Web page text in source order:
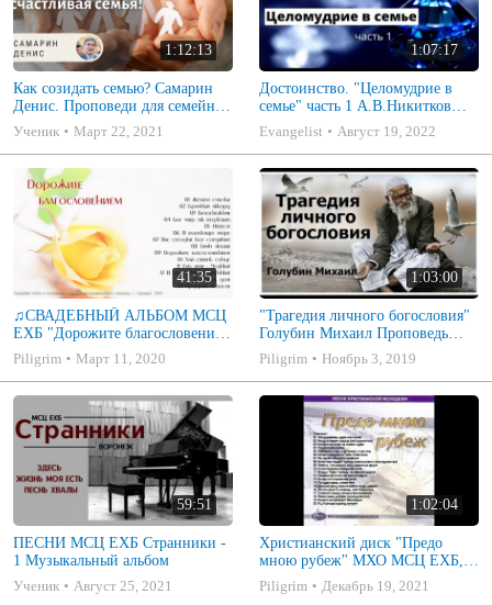
1:12:13
Как созидать семью? Самарин
Денис. Проповеди для семейных
МСЦ ЕХБ
Ученик Март 22, 2021
1:07:17
Достоинство. "Целомудрие в
семье" часть 1 А.В.Никитков
Беседа для семейных МСЦ ЕХБ
Evangelist Август 19, 2022
41:35
♫СВАДЕБНЫЙ АЛЬБОМ МСЦ
ЕХБ "Дорожите благословением
- Христианские песни.
Музыкальный диск. Псалмы
Piligrim Март 11, 2020
1:03:00
"Трагедия личного богословия"
Голубин Михаил Проповедь
2019
Piligrim Ноябрь 3, 2019
59:51
ПЕСНИ МСЦ ЕХБ Странники -
1 Музыкальный альбом
Ученик
Август 25, 2021
1:02:04
Христианский диск "Предо
мною рубеж" МХО МСЦ ЕХБ,
музыкальный альбом, пение,
музыка
Piligrim Декабрь 19, 2021